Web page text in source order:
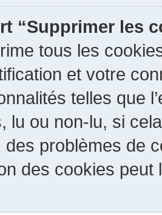
“Supprimer les
tous les
et votre
telles que
lu ou non-lu, si
problèmes de
des cookies peut